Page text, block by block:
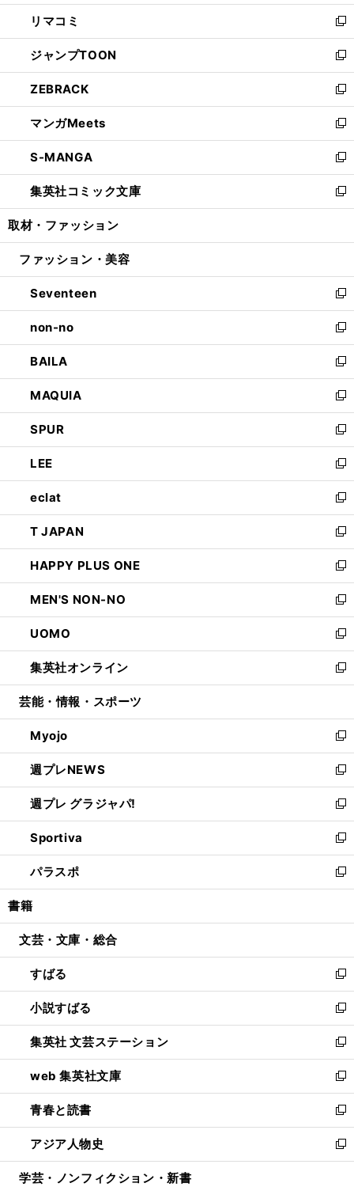
ウ
で
開
く
ン
ド
ウ
で
開
く
ウ
ィ
ン
ド
ウ
で
開
く
し
い
ウ
ィ
ン
ド
ウ
で
開
く
リマコミ
新
し
い
ウ
ィ
ン
ド
ウ
で
開
く
ジャンプTOON
新
し
い
ウ
ィ
ン
ド
ウ
で
開
ZEBRACK
新
し
い
ウ
ィ
ン
ド
ウ
開
マンガMeets
新
し
い
ウ
ィ
ン
ウ
開
く
S-MANGA
新
し
い
ウ
ン
ウ
で
開
く
集英社コミック文庫
新
し
ウ
ン
ド
ウ
で
開
く
取材・ファッション
ファッション・美容
Seventeen
新
し
い
ウ
ィ
ン
ド
ウ
で
開
く
non-no
新
し
い
ウ
ィ
ン
ド
ウ
で
開
く
BAILA
新
し
い
ウ
ィ
ン
ド
ウ
で
開
く
MAQUIA
新
し
い
ウ
ィ
ン
ド
ウ
で
開
く
SPUR
新
し
い
ウ
ィ
ン
ド
ウ
で
開
く
LEE
新
し
い
ウ
ィ
ン
ド
ウ
で
開
く
eclat
新
し
い
ウ
ィ
ン
ド
ウ
で
開
く
T JAPAN
新
し
い
ウ
ィ
ン
ド
ウ
で
開
HAPPY PLUS ONE
新
し
い
ウ
ィ
ン
ド
ウ
開
く
MEN'S NON-NO
新
し
い
ウ
ィ
ン
ウ
で
開
く
UOMO
新
し
い
ウ
ン
ド
ウ
で
開
く
集英社オンライン
新
し
ウ
ィ
ン
ド
ウ
で
開
く
芸能・情報・スポーツ
Myojo
新
し
い
ウ
ィ
ン
ド
ウ
で
開
週プレNEWS
新
し
い
ウ
ィ
ン
ド
ウ
開
週プレ グラジャパ!
新
し
い
ウ
ィ
ン
ウ
開
く
Sportiva
新
し
い
ウ
ン
ウ
で
開
く
パラスポ
新
し
ウ
ン
ド
ウ
で
開
く
書籍
文芸・文庫・総合
すばる
新
し
い
ウ
ィ
ン
ド
ウ
で
開
く
小説すばる
新
し
い
ウ
ィ
ン
ド
ウ
で
開
集英社 文芸ステーション
新
し
い
ウ
ィ
ン
ド
ウ
web 集英社文庫
新
し
い
ウ
ィ
ン
青春と読書
新
し
い
ウ
アジア人物史
新
し
学芸・ノンフィクション・新書